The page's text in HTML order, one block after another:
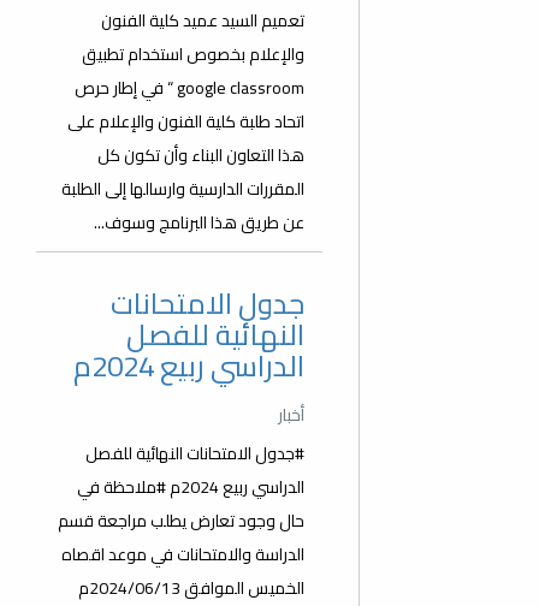
تعميم السيد عميد كلية الفنون
والإعلام بخصوص استخدام تطبيق
google classroom “ في إطار حرص
اتحاد طلبة كلية الفنون والإعلام على
هذا التعاون البناء وأن تكون كل
المقررات الدارسية وارسالها إلى الطلبة
عن طريق هذا البرنامج وسوف...
جدول الامتحانات
النهائية للفصل
الدراسي ربيع 2024م
أخبار
#جدول الامتحانات النهائية للفصل
الدراسي ربيع 2024م #ملاحظة في
حال وجود تعارض يطلب مراجعة قسم
الدراسة والامتحانات في موعد اقصاه
الخميس الموافق 2024/06/13م